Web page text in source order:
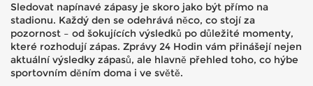
Sledovat napínavé zápasy je skoro jako být přímo na
stadionu. Každý den se odehrává něco, co stojí za
pozornost – od šokujících výsledků po důležité momenty,
které rozhodují zápas. Zprávy 24 Hodin vám přinášejí nejen
aktuální výsledky zápasů, ale hlavně přehled toho, co hýbe
sportovním děním doma i ve světě.